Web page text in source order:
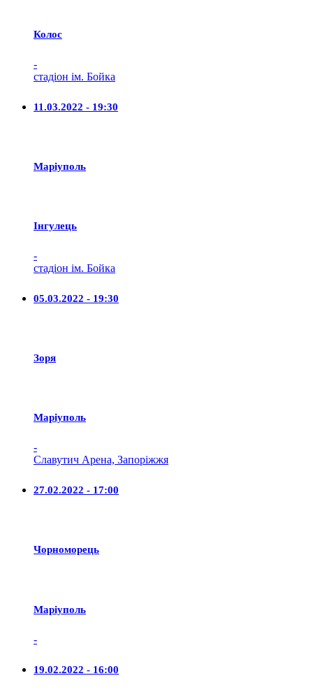
Колос
-
стадіон ім. Бойка
11.03.2022 - 19:30
Маріуполь
Iнгулець
-
стадіон ім. Бойка
05.03.2022 - 19:30
Зоря
Маріуполь
-
Славутич Арена, Запоріжжя
27.02.2022 - 17:00
Чорноморець
Маріуполь
-
19.02.2022 - 16:00